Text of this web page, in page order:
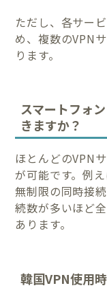
ただし、各サー
め、複数のVPN
ります。
スマートフォ
きますか？
ほとんどのVPN
が可能です。例
無制限の同時接
続数が多いほど
あります。
韓国VPN使用